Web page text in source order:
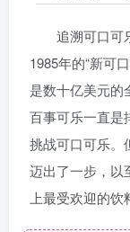
追溯可口可
1985年的“新可
是数十亿美元的
百事可乐一直是
挑战可口可乐。
迈出了一步，以
上最受欢迎的饮